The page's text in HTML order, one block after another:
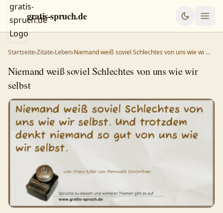
gratis-spruch.de
Startseite›Zitate›Leben›Niemand weiß soviel Schlechtes von uns wie wi …
Niemand weiß soviel Schlechtes von uns wie wir
selbst